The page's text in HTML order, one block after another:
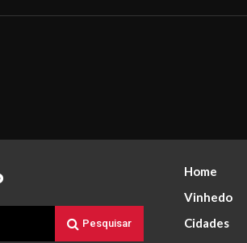
Pesquisar
Home
Vinhedo
Cidades